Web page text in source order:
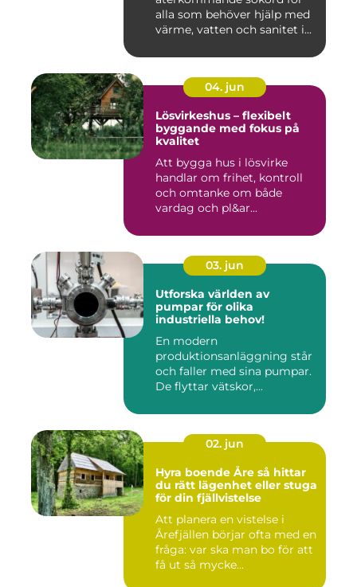
alla som behöver hjälp med
värme, vatten och sanitet i...
04. jun
Lösvirkeshus – flexibelt
byggande med fokus på
kvalitet
Att bygga hus i lösvirke
handlar om frihet, kontroll
och omtanke om både
vardag och pl&ar...
03. jun
Utforska världen av
pumpar för olika
industriella behov!
En modern
produktionsanläggning står
och faller med sina pumpar.
De flyttar vätskor,...
02. jun
Hyra boende Åre så hittar
du rätt lägenhet eller stuga
för din fjällvistelse
Att planera en vistelse i
Årefjällen börjar ofta med en
fråga: var ska man bo för att
få ut så mycke...